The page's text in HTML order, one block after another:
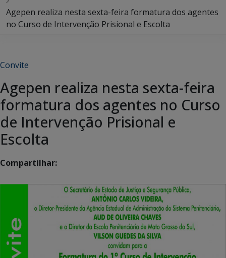
Agepen realiza nesta sexta-feira formatura dos agentes
no Curso de Intervenção Prisional e Escolta
Convite
Agepen realiza nesta sexta-feira
formatura dos agentes no Curso
de Intervenção Prisional e
Escolta
Compartilhar: